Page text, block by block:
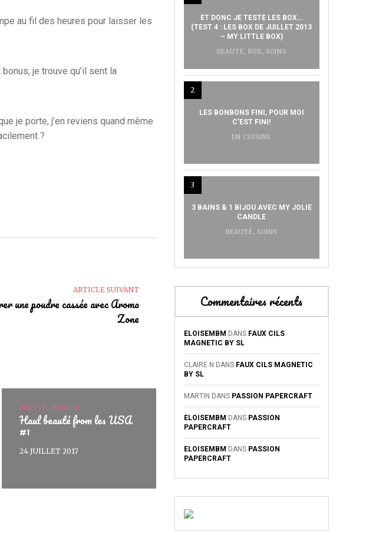
au fil des heures pour laisser les
je trouve qu’il sent la
je porte, j’en reviens quand même
?
ARTICLE SUIVANT
une poudre cassée avec Aroma
Zone
BEAUTÉ, MAKEUP
Haul beauté from les USA
#1
24 JUILLET 2017
ET DONC JE TESTE LES BOX…
(TEST 4 : LES BOX DE JUILLET 2013
– MY LITTLE BOX)
BEAUTÉ, BOX, SOINS
2
LES BONBONS FINI, POUR MOI
C’EST FINI!
EN CUISINE
3
3 BAINS & 1 BIJOU AVEC MY JOLIE
CANDLE
BEAUTÉ, SOINS
Commentaires récents
ELOISEMBM DANS FAUX CILS
MAGNETIC BY SL
CLAIRE N DANS FAUX CILS MAGNETIC
BY SL
MARTIN DANS PASSION PAPERCRAFT
ELOISEMBM DANS PASSION
PAPERCRAFT
ELOISEMBM DANS PASSION
PAPERCRAFT